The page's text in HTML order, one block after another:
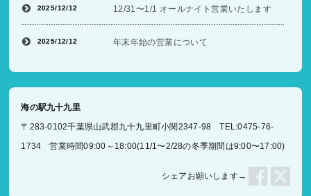
2025/12/12 12/31〜1/1 オールナイト営業いたします
2025/12/12 年末年始の営業について
海の駅九十九里
〒283-0102千葉県山武郡九十九里町小関2347-98 TEL:0475-76-
1734 営業時間09:00～18:00(11/1〜2/28の冬季期間は9:00〜17:00)
シェアお願いします→